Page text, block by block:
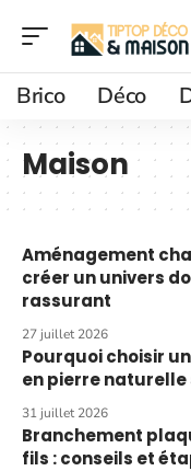
Brico Déco
Maison
Aménagement
créer un univers
rassurant
27 juillet 2026
Pourquoi choisir
en pierre
31 juillet 2026
Branchement
fils : conseils et